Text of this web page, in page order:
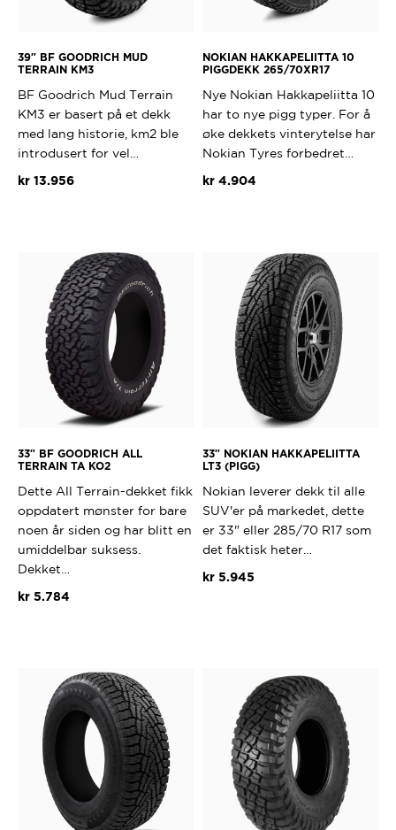
39″ BF GOODRICH MUD
TERRAIN KM3
BF Goodrich Mud Terrain
KM3 er basert på et dekk
med lang historie, km2 ble
introdusert for vel…
kr13.956
NOKIAN HAKKAPELIITTA 10
PIGGDEKK 265/70XR17
Nye Nokian Hakkapeliitta 10
har to nye pigg typer. For å
øke dekkets vinterytelse har
Nokian Tyres forbedret…
kr 4.904
33″ BF GOODRICH ALL
TERRAIN TA KO2
Dette All Terrain-dekket fikk
oppdatert mønster for bare
noen år siden og har blitt en
umiddelbar suksess.
Dekket…
kr5.784
33″ NOKIAN HAKKAPELIITTA
LT3 (PIGG)
Nokian leverer dekk til alle
SUV'er på markedet, dette
er 33" eller 285/70 R17 som
det faktisk heter…
kr 5.945